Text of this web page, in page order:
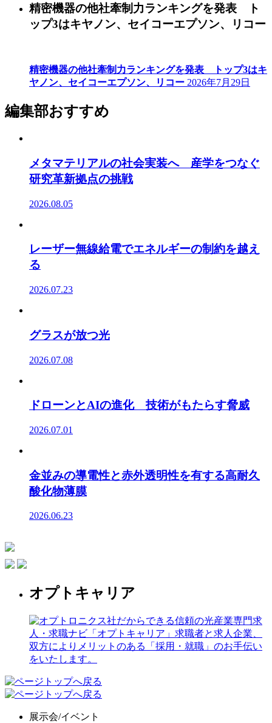
精密機器の他社牽制力ランキングを発表 ト
ップ3はキヤノン、セイコーエプソン、リコー
精密機器の他社牽制力ランキングを発表 トップ3はキ
ヤノン、セイコーエプソン、リコー 2026年7月29日
編集部おすすめ
メタマテリアルの社会実装へ 産学をつなぐ
研究革新拠点の挑戦
2026.08.05
レーザー無線給電でエネルギーの制約を越え
る
2026.07.23
グラスが放つ光
2026.07.08
ドローンとAIの進化 技術がもたらす脅威
2026.07.01
金並みの導電性と赤外透明性を有する高耐久
酸化物薄膜
2026.06.23
オプトキャリア
展示会/イベント